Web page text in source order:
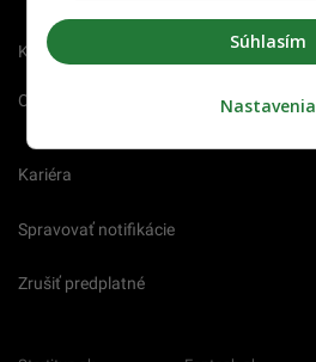
Kontakt Inzercia
O nás Redakcia
Kariéra
Spravovať notifikácie
Zrušiť predplatné
Súhlasím
Nastavenia